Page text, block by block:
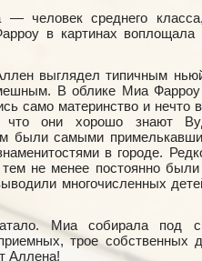
— человек среднего
в картинах
выглядел типичным
В облике Миа
само материнство и нечто
что они хорошо знают
были самыми
в городе.
тем не менее постоянно
многочисленных
Миа собирала под
трое собственных
Аллена!